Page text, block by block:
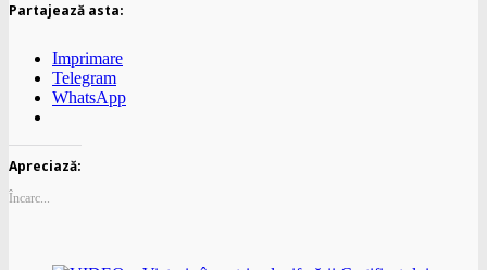
Partajează asta:
Imprimare
Telegram
WhatsApp
Apreciază:
Încarc...